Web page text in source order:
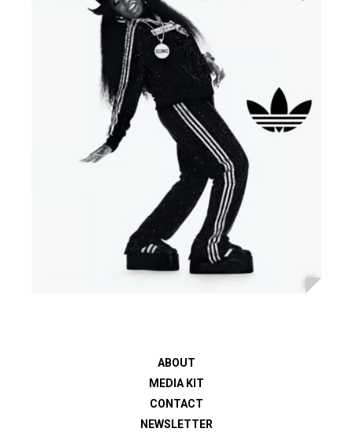
ABOUT
MEDIA KIT
CONTACT
NEWSLETTER